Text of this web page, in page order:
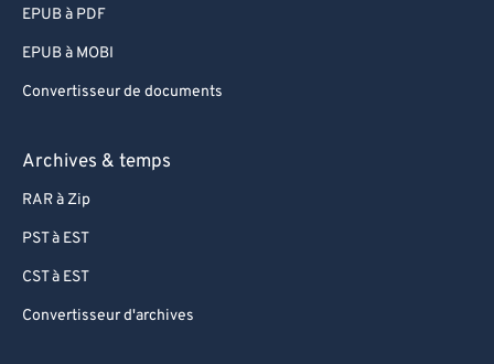
EPUB à PDF
EPUB à MOBI
Convertisseur de documents
Archives & temps
RAR à Zip
PST à EST
CST à EST
Convertisseur d'archives